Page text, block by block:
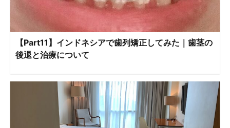
【Part11】インドネシアで歯列矯正してみた｜歯茎の
後退と治療について